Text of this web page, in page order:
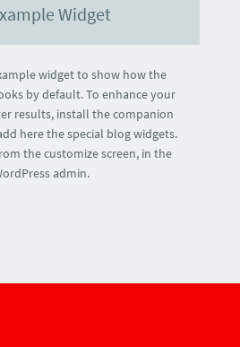
Widget
widget to show how the
by default. To enhance your
results, install the companion
here the special blog widgets.
the customize screen, in the
admin.